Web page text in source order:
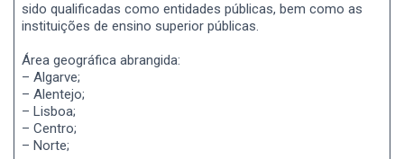
sido qualificadas como entidades públicas, bem como as
instituições de ensino superior públicas.
Área geográfica abrangida:
– Algarve;
– Alentejo;
– Lisboa;
– Centro;
– Norte;